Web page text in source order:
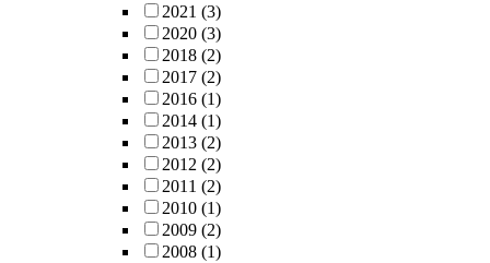
2021 (3)
2020 (3)
2018 (2)
2017 (2)
2016 (1)
2014 (1)
2013 (2)
2012 (2)
2011 (2)
2010 (1)
2009 (2)
2008 (1)